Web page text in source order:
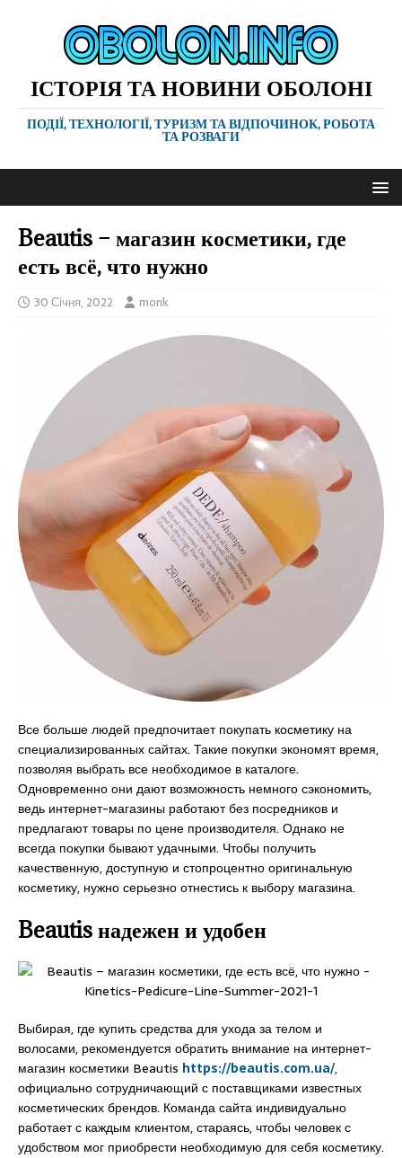
ІСТОРІЯ ТА НОВИНИ ОБОЛОНІ
ПОДІЇ, ТЕХНОЛОГІЇ, ТУРИЗМ ТА ВІДПОЧИНОК, РОБОТА
ТА РОЗВАГИ
Beautis – магазин косметики, где
есть всё, что нужно
30 Січня, 2022 monk
Все больше людей предпочитает покупать косметику на
специализированных сайтах. Такие покупки экономят время,
позволяя выбрать все необходимое в каталоге.
Одновременно они дают возможность немного сэкономить,
ведь интернет-магазины работают без посредников и
предлагают товары по цене производителя. Однако не
всегда покупки бывают удачными. Чтобы получить
качественную, доступную и стопроцентно оригинальную
косметику, нужно серьезно отнестись к выбору магазина.
Beautis надежен и удобен
Выбирая, где купить средства для ухода за телом и
волосами, рекомендуется обратить внимание на интернет-
магазин косметики Beautis https://beautis.com.ua/,
официально сотрудничающий с поставщиками известных
косметических брендов. Команда сайта индивидуально
работает с каждым клиентом, стараясь, чтобы человек с
удобством мог приобрести необходимую для себя косметику.